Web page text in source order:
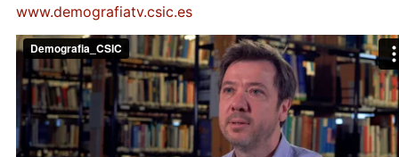
www.demografiatv.csic.es